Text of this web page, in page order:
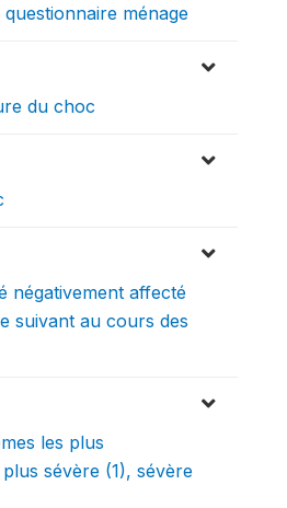
ménage
du choc
négativement affecté
suivant au cours des
les plus
sévère (1), sévère